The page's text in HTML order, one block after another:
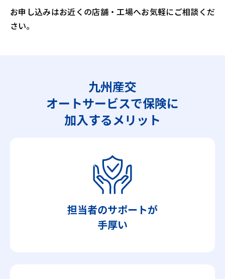
お申し込みはお近くの店舗・工場へお気軽にご相談くだ
さい。
九州産交
オートサービスで保険に
加入するメリット
担当者のサポートが
手厚い